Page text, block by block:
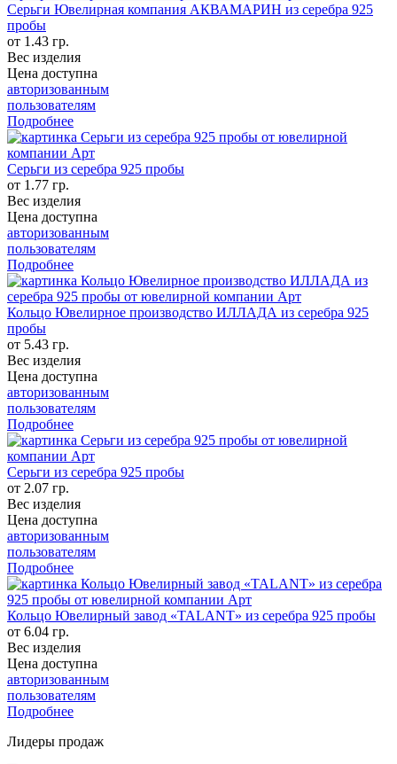
Серьги Ювелирная компания АКВАМАРИН из серебра 925
пробы
от 1.43 гр.
Вес изделия
Цена доступна
авторизованным
пользователям
Подробнее
Серьги из серебра 925 пробы
от 1.77 гр.
Вес изделия
Цена доступна
авторизованным
пользователям
Подробнее
Кольцо Ювелирное производство ИЛЛАДА из серебра 925
пробы
от 5.43 гр.
Вес изделия
Цена доступна
авторизованным
пользователям
Подробнее
Серьги из серебра 925 пробы
от 2.07 гр.
Вес изделия
Цена доступна
авторизованным
пользователям
Подробнее
Кольцо Ювелирный завод «TALANT» из серебра 925 пробы
от 6.04 гр.
Вес изделия
Цена доступна
авторизованным
пользователям
Подробнее
Лидеры продаж